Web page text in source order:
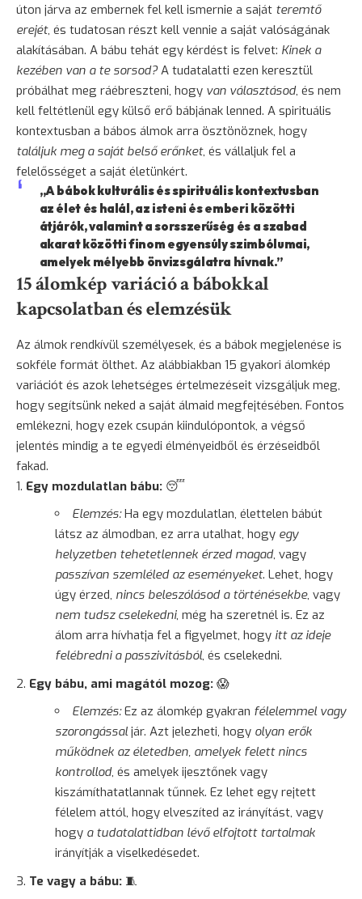
úton járva az embernek fel kell ismernie a saját teremtő
erejét, és tudatosan részt kell vennie a saját valóságának
alakításában. A bábu tehát egy kérdést is felvet: Kinek a
kezében van a te sorsod? A tudatalatti ezen keresztül
próbálhat meg ráébreszteni, hogy van választásod, és nem
kell feltétlenül egy külső erő bábjának lenned. A spirituális
kontextusban a bábos álmok arra ösztönöznek, hogy
találjuk meg a saját belső erőnket, és vállaljuk fel a
felelősséget a saját életünkért.
„A bábok kulturális és spirituális kontextusban
az élet és halál, az isteni és emberi közötti
átjárók, valamint a sorsszerűség és a szabad
akarat közötti finom egyensúly szimbólumai,
amelyek mélyebb önvizsgálatra hívnak.”
15 álomkép variáció a bábokkal
kapcsolatban és elemzésük
Az álmok rendkívül személyesek, és a bábok megjelenése is
sokféle formát ölthet. Az alábbiakban 15 gyakori álomkép
variációt és azok lehetséges értelmezéseit vizsgáljuk meg,
hogy segítsünk neked a saját álmaid megfejtésében. Fontos
emlékezni, hogy ezek csupán kiindulópontok, a végső
jelentés mindig a te egyedi élményeidből és érzéseidből
fakad.
Egy mozdulatlan bábu: 😴
Elemzés:Ha egy mozdulatlan, élettelen bábút
látsz az álmodban, ez arra utalhat, hogy egy
helyzetben tehetetlennek érzed magad, vagy
passzívan szemléled az eseményeket. Lehet, hogy
úgy érzed, nincs beleszólásod a történésekbe, vagy
nem tudsz cselekedni, még ha szeretnél is. Ez az
álom arra hívhatja fel a figyelmet, hogy itt az ideje
felébredni a passzivitásból, és cselekedni.
Egy bábu, ami magától mozog: 😱
Elemzés:Ez az álomkép gyakran félelemmel vagy
szorongássaljár. Azt jelezheti, hogy olyan erők
működnek az életedben, amelyek felett nincs
kontrollod, és amelyek ijesztőnek vagy
kiszámíthatatlannak tűnnek. Ez lehet egy rejtett
félelem attól, hogy elveszíted az irányítást, vagy
hogy a tudatalattidban lévő elfojtott tartalmak
irányítják a viselkedésedet.
Te vagy a bábu: 🧵